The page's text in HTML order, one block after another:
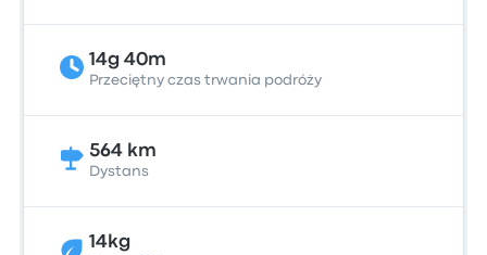
14g 40m
Przeciętny czas trwania podróży
564 km
Dystans
14kg